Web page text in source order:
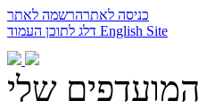
כניסה לאתרהרשמה לאתר
English Site
המועדפים שלי